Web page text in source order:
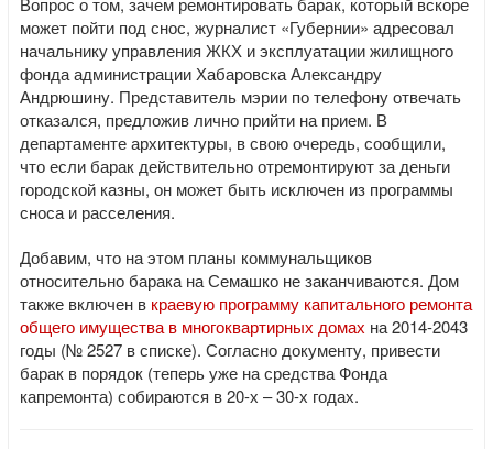
может пойти под снос, журналист «Губернии» адресовал
начальнику управления ЖКХ и эксплуатации жилищного
фонда администрации Хабаровска Александру
Андрюшину. Представитель мэрии по телефону отвечать
отказался, предложив лично прийти на прием. В
департаменте архитектуры, в свою очередь, сообщили,
что если барак действительно отремонтируют за деньги
городской казны, он может быть исключен из программы
сноса и расселения.
Добавим, что на этом планы коммунальщиков
относительно барака на Семашко не заканчиваются. Дом
также включен в краевую программу капитального ремонта
общего имущества в многоквартирных домах на 2014-2043
годы (№ 2527 в списке). Согласно документу, привести
барак в порядок (теперь уже на средства Фонда
капремонта) собираются в 20-х – 30-х годах.